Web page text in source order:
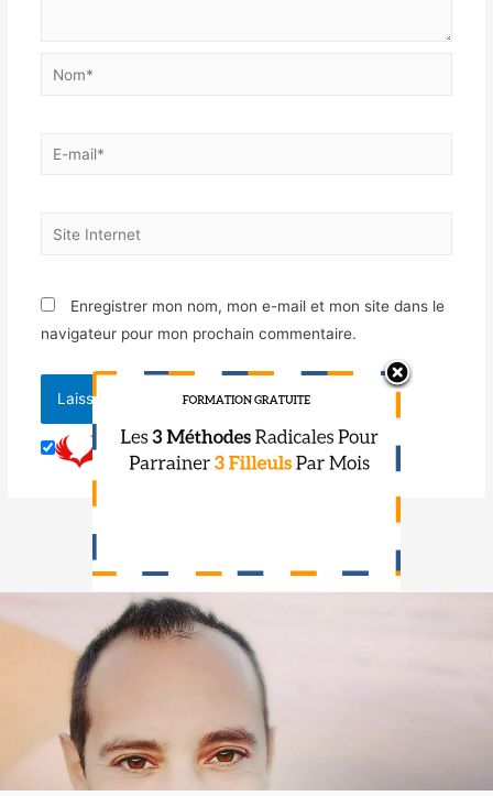
Enregistrer mon nom, mon e-mail et mon site dans le
navigateur pour mon prochain commentaire.